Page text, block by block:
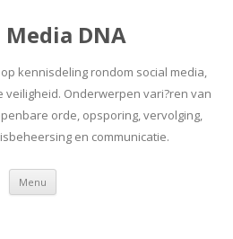
Media DNA
kennisdeling rondom social media,
veiligheid. Onderwerpen vari?ren van
orde, opsporing, vervolging,
en communicatie.
Menu Spring
inhoud